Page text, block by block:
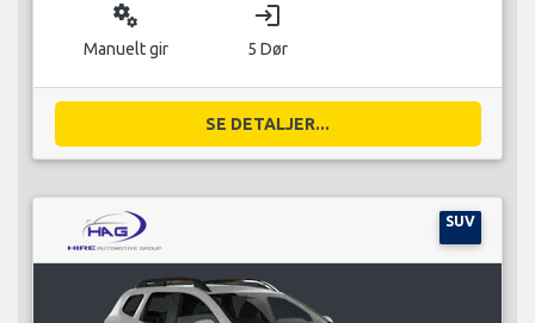
miscellaneous_services
Manuelt gir
login
5 Dør
SE DETALJER...
SUV